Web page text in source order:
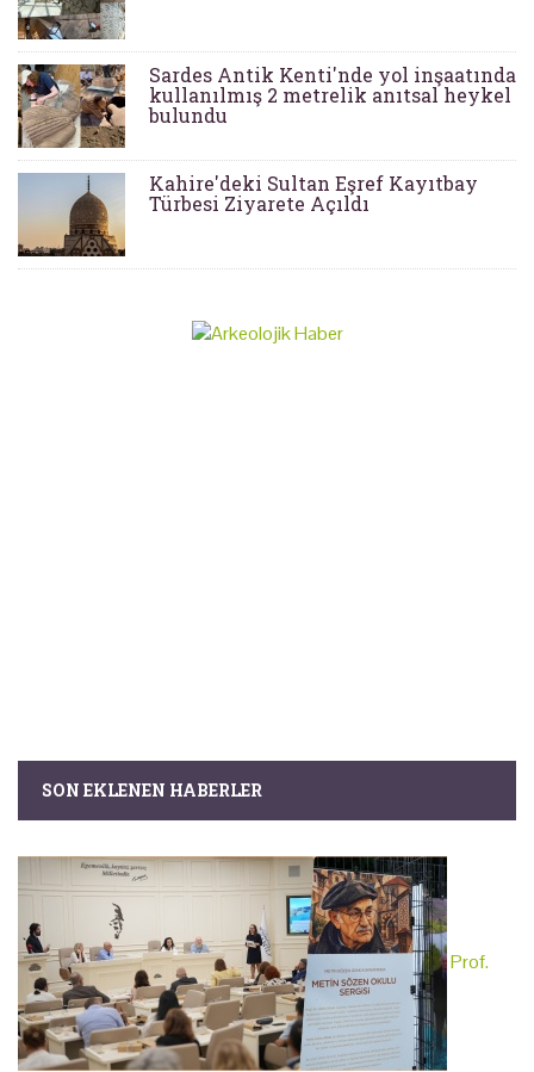
Sardes Antik Kenti'nde yol inşaatında
kullanılmış 2 metrelik anıtsal heykel
bulundu
Kahire'deki Sultan Eşref Kayıtbay
Türbesi Ziyarete Açıldı
SON EKLENEN HABERLER
Prof.